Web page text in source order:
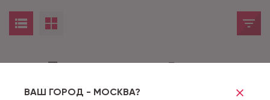
ВАШ ГОРОД - МОСКВА?
Товары не найдены